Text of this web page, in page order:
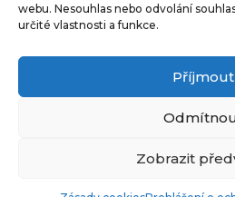
webu. Nesouhlas nebo odvolání
určité vlastnosti a funkce.
Příjmout
Zobrazit
Copyright © 2009-2024 CZECH DECO